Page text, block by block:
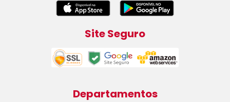
Site Seguro
Departamentos